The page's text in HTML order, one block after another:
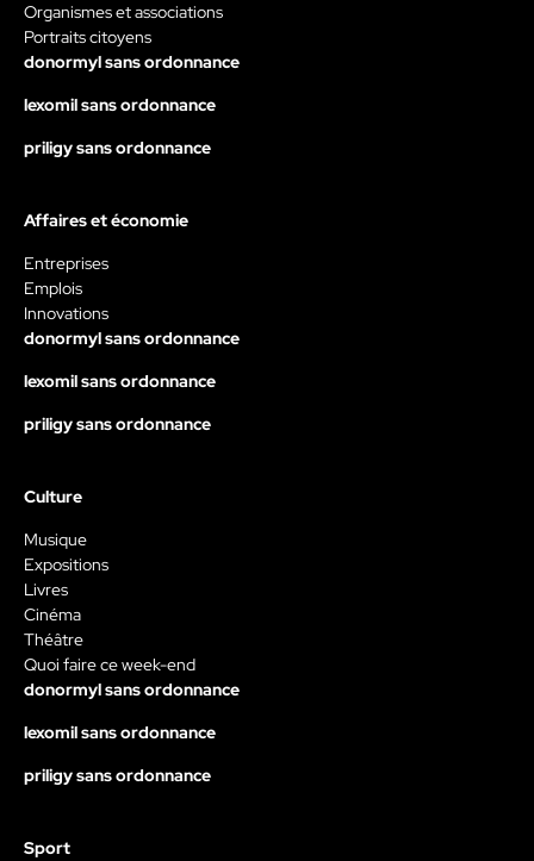
Organismes et associations
Portraits citoyens
donormyl sans ordonnance
lexomil sans ordonnance
priligy sans ordonnance
Affaires et économie
Entreprises
Emplois
Innovations
donormyl sans ordonnance
lexomil sans ordonnance
priligy sans ordonnance
Culture
Musique
Expositions
Livres
Cinéma
Théâtre
Quoi faire ce week-end
donormyl sans ordonnance
lexomil sans ordonnance
priligy sans ordonnance
Sport